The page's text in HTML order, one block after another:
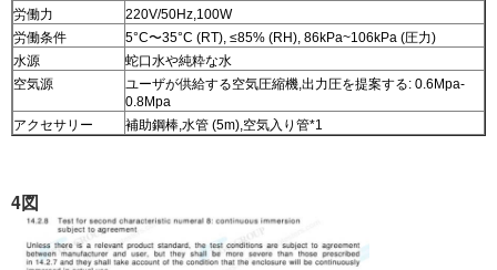
労働力
220V/50Hz,100W
労働条件
5°C〜35°C (RT), ≤85% (RH), 86kPa~106kPa (圧力)
水源
蛇口水や純粋な水
空気源
ユーザが供給する空気圧縮機,出力圧を提案する: 0.6Mpa-
0.8Mpa
アクセサリー
補助鋼棒,水管 (5m),空気入り管*1
4図